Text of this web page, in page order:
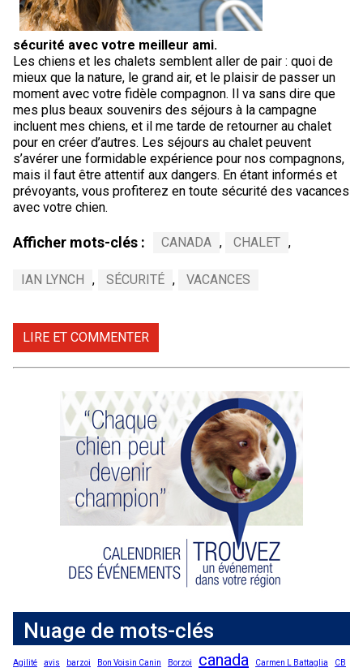
sécurité avec votre meilleur ami.
Les chiens et les chalets semblent aller de pair : quoi de
mieux que la nature, le grand air, et le plaisir de passer un
moment avec votre fidèle compagnon. Il va sans dire que
mes plus beaux souvenirs des séjours à la campagne
incluent mes chiens, et il me tarde de retourner au chalet
pour en créer d’autres. Les séjours au chalet peuvent
s’avérer une formidable expérience pour nos compagnons,
mais il faut être attentif aux dangers. En étant informés et
prévoyants, vous profiterez en toute sécurité des vacances
avec votre chien.
Afficher mots-clés : CANADA , CHALET ,
IAN LYNCH , SÉCURITÉ , VACANCES
LIRE ET COMMENTER
Nuage de mots-clés
Agilité avis barzoi Bon Voisin Canin Borzoi canada Carmen L Battaglia
CB